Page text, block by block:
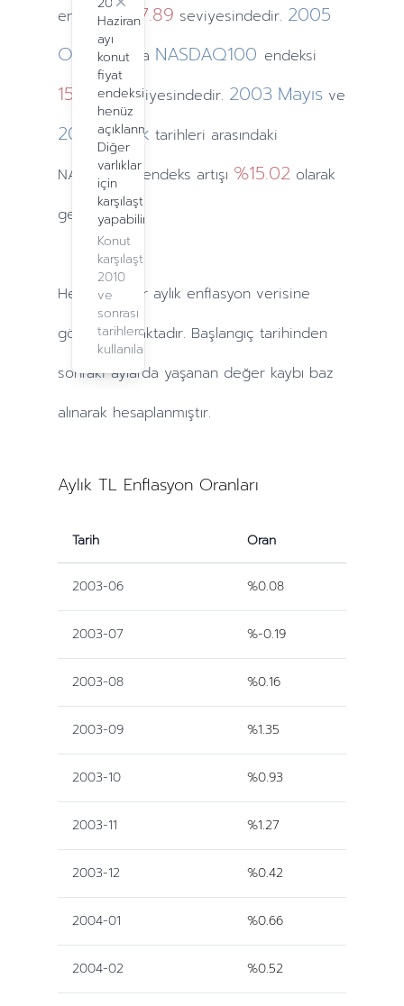
Haziran
ayı
konut
fiyat
endeksi
henüz
açıklanmadı.
Diğer
varlıklar
için
karşılaştırma
yapabilirsiniz.
Konut
karşılaştırma,
2010
ve
sonrası
tarihlerde
kullanılabilir.
Close
endeksi1197.89 seviyesindedir. 2005
Ocak ayında NASDAQ100 endeksi
1519.63seviyesindedir. 2003 Mayıs ve
2005 Ocak tarihleri arasındaki
NASDAQ100 endeks artışı %15.02olarak
gerçekleşti.
Hesaplamalar aylık enflasyon verisine
göre yapılmaktadır. Başlangıç tarihinden
sonraki aylarda yaşanan değer kaybı baz
alınarak hesaplanmıştır.
Aylık TL Enflasyon Oranları
Tarih Oran
2003-06 %0.08
2003-07 %-0.19
2003-08 %0.16
2003-09 %1.35
2003-10 %0.93
2003-11 %1.27
2003-12 %0.42
2004-01 %0.66
2004-02 %0.52